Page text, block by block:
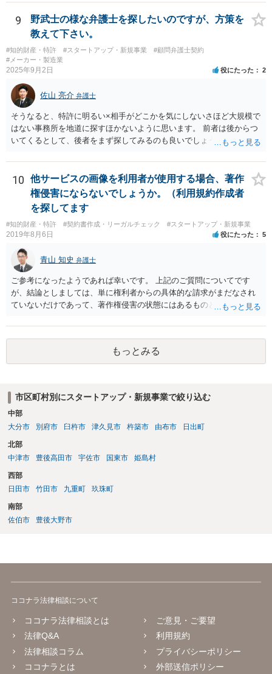
とを条件に割り引くサービスを提供していたケースですが、 明示的に
高評価と指示していなくても、全件報酬を支払うことを約してレビュ
ーをさせるということになれば、結局はそれはレビュー内容について
事業者が関与していると評価され「事業者による表示（広告）」と判
断される余地は残るといえるでしょう。 あくまで、自身の嗜好に基づ
く、自主的なレビューでなければステマ規制にひっかかる可能性があ
www.caa.go.jp/policies/policy/representation/fair_labeling/guideline/ass
ets/representation_cms216_230328_03.pdf の５頁（イ）、２（１）参
照
9
野武士の様な弁護士を探したいのですが、方策を
教えて下さい。
#知的財産・特許 #スタートアップ・新規事業
#顧問弁護士契約
#メーカー・製造業
2025年9月2日 役にたった 2
佐山 亮介 弁護士
そうなると、特許に明るい×相手がどこかを気にしないさほど大規模で
はない事務所を地道に探すほかないように思います。 前者は後からつ
いてくるとして、後者をまず探してみるのも良いでしょう。
10
他サービスの画像を利用者が使用する場合、著作
権侵害にならないでしょうか。（利用規約作成者
を探してます
#知的財産・特許 #契約書作成・リーガルチェック #スタートアップ・新規事業
2019年8月6日 役にたった 5
青山 知史 弁護士
ご参考になったようであれば幸いです。 上記のご質問についてです
が、結論としましては、単に権利者からの具体的な請求がまだなされ
ていないだけであって、著作権侵害の状態にはあるものと思慮いたし
ンテンツの投稿については、適法か否かも含め、投稿者で自己責任で
行うものとし、サイトとしては責任を持たない旨の規定がなされてい
ることがあります。 利用者も多いため、サイトとして投稿画像等のチ
ェックは行えないことから、自己責任で判断して行動するように求め
おいて事前チェックがなされるわけではないため、著作権侵害となる
ような画像もそのまま投稿されてしまい、結果として、権利者から削
除や損害賠償等の請求がなされるまで、事実上、その投稿状態が残っ
たままになっているものと思われます。 こうした無断転載の件数は多
く、また、本人の特定にも時間や費用がかかることから、全ての無断
転載に対しては、権利者が対応できていないという実情があるものと
思われます。 もっとも、著作権者として承諾をしているのでない限
り、請求が現時点でないとしても、著作権侵害となることに変わりは
ありません。 そのため、著作権者が、本人の特定や具体的な請求に動
を問われることになり、結果として、賠償等をしなければならない事
態にもなります。 このように、ECサイト等における画像転載等は、適
もっとみる
市区町村別にスタートアップ・新規事業で絞り込む
中部
大分市
別府市 臼杵市 津久見市 杵築市 由布市 日出町
北部
中津市
豊後高田市 宇佐市 国東市 姫島村
西部
日田市
竹田市 九重町 玖珠町
南部
佐伯市
豊後大野市
ココナラ法律相談について
ココナラ法律相談とは
法律Q&A
法律相談コラム
ココナラとは
ご意見・ご要望
利用規約
プライバシーポリシー
外部送信ポリシー